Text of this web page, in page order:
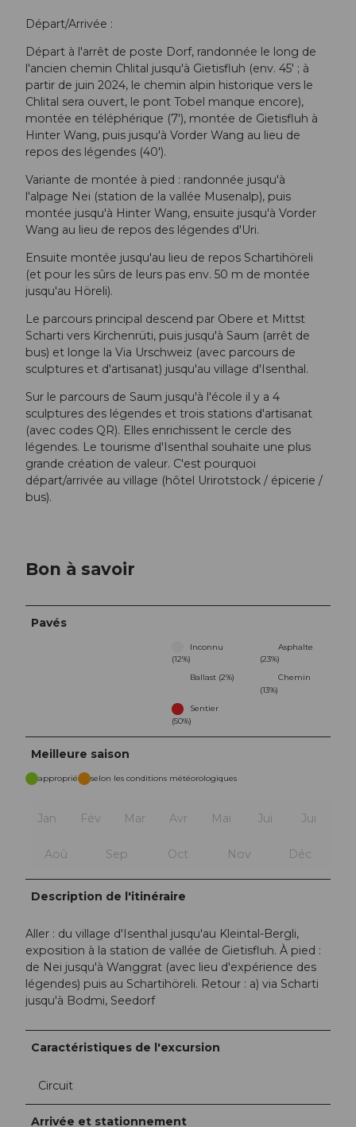
Départ/Arrivée :
Départ à l'arrêt de poste Dorf, randonnée le long de
l'ancien chemin Chlital jusqu'à Gietisfluh (env. 45' ; à
partir de juin 2024, le chemin alpin historique vers le
Chlital sera ouvert, le pont Tobel manque encore),
montée en téléphérique (7'), montée de Gietisfluh à
Hinter Wang, puis jusqu'à Vorder Wang au lieu de
repos des légendes (40').
Variante de montée à pied : randonnée jusqu'à
l'alpage Nei (station de la vallée Musenalp), puis
montée jusqu'à Hinter Wang, ensuite jusqu'à Vorder
Wang au lieu de repos des légendes d'Uri.
Ensuite montée jusqu'au lieu de repos Schartihöreli
(et pour les sûrs de leurs pas env. 50 m de montée
jusqu'au Höreli).
Le parcours principal descend par Obere et Mittst
Scharti vers Kirchenrüti, puis jusqu'à Saum (arrêt de
bus) et longe la Via Urschweiz (avec parcours de
sculptures et d'artisanat) jusqu'au village d'Isenthal.
Sur le parcours de Saum jusqu'à l'école il y a 4
sculptures des légendes et trois stations d'artisanat
(avec codes QR). Elles enrichissent le cercle des
légendes. Le tourisme d'Isenthal souhaite une plus
grande création de valeur. C'est pourquoi
départ/arrivée au village (hôtel Urirotstock / épicerie /
bus).
Bon à savoir
Pavés
Inconnu
(12%)
Asphalte
(23%)
Ballast (2%)
Chemin
(13%)
Sentier
(50%)
Meilleure saison
approprié selon les conditions météorologiques
Jan Fév Mar Avr Mai Jui Jui
Aoû Sep Oct Nov Déc
Description de l'itinéraire
Aller : du village d'Isenthal jusqu'au Kleintal-Bergli,
exposition à la station de vallée de Gietisfluh. À pied :
de Nei jusqu'à Wanggrat (avec lieu d'expérience des
légendes) puis au Schartihöreli. Retour : a) via Scharti
jusqu'à Bodmi, Seedorf
Caractéristiques de l'excursion
Circuit
Arrivée et stationnement